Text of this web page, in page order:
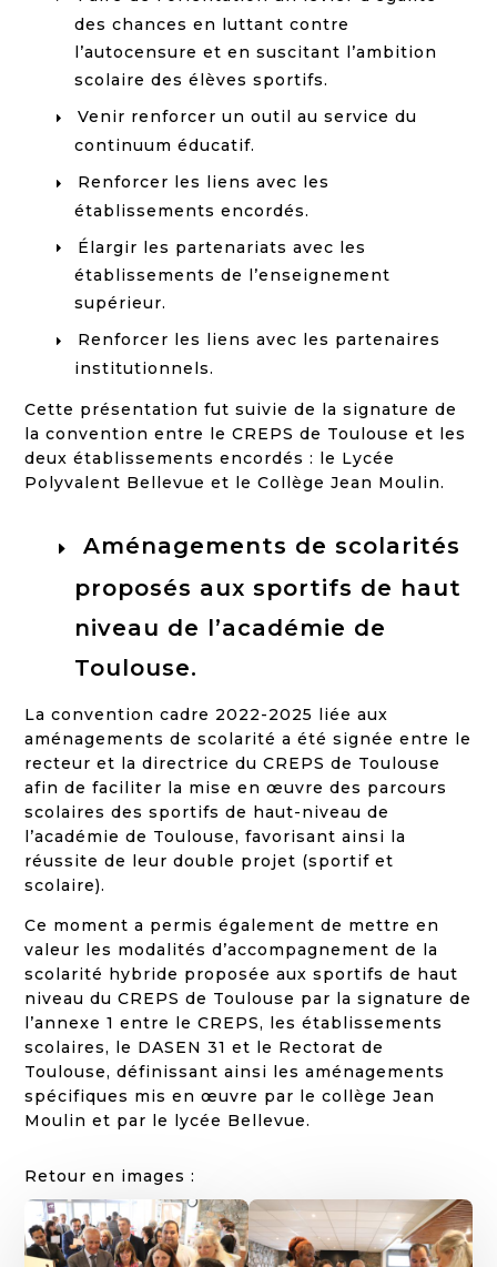
des chances en luttant contre
l’autocensure et en suscitant l’ambition
scolaire des élèves sportifs.
Venir renforcer un outil au service du
continuum éducatif.
Renforcer les liens avec les
établissements encordés.
Élargir les partenariats avec les
établissements de l’enseignement
supérieur.
Renforcer les liens avec les partenaires
institutionnels.
Cette présentation fut suivie de la signature de
la convention entre le CREPS de Toulouse et les
deux établissements encordés : le Lycée
Polyvalent Bellevue et le Collège Jean Moulin.
Aménagements de scolarités
proposés aux sportifs de haut
niveau de l’académie de
Toulouse.
La convention cadre 2022-2025 liée aux
aménagements de scolarité a été signée entre le
recteur et la directrice du CREPS de Toulouse
afin de faciliter la mise en œuvre des parcours
scolaires des sportifs de haut-niveau de
l’académie de Toulouse, favorisant ainsi la
réussite de leur double projet (sportif et
scolaire).
Ce moment a permis également de mettre en
valeur les modalités d’accompagnement de la
scolarité hybride proposée aux sportifs de haut
niveau du CREPS de Toulouse par la signature de
l’annexe 1 entre le CREPS, les établissements
scolaires, le DASEN 31 et le Rectorat de
Toulouse, définissant ainsi les aménagements
spécifiques mis en œuvre par le collège Jean
Moulin et par le lycée Bellevue.
Retour en images :